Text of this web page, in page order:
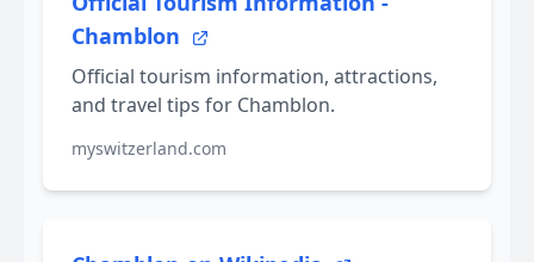
Chamblon
Official tourism information, attractions,
and travel tips for Chamblon.
myswitzerland.com